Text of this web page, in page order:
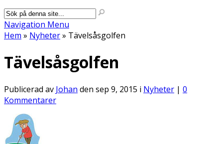
Navigation Menu
Hem » Nyheter» Tävelsåsgolfen
Tävelsåsgolfen
Publicerad av Johan den sep 9, 2015 i Nyheter | 0
Kommentarer